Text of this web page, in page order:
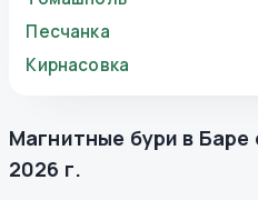
Песчанка
Кирнасовка
Магнитные бури в Баре
2026 г.